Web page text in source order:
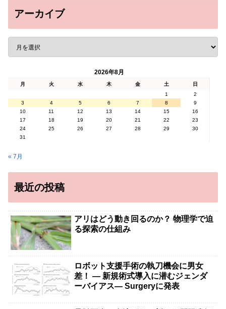
アーカイブ
2026年8月
月 火 水 木 金 土
日
1
2
3
4 5 6 7 8
9
10
11 12 13 14 15
16
17
18 19 20 21 22
23
24
25 26 27 28 29
30
31
« 7月
最近の投稿
アリはどう動き回るのか？ 物理学で迫
る探索の仕組み
ロボット支援手術の執刀機会に男女
差！ — 新規術式導入に潜むジェンダ
ーバイアス— Surgeryに発表